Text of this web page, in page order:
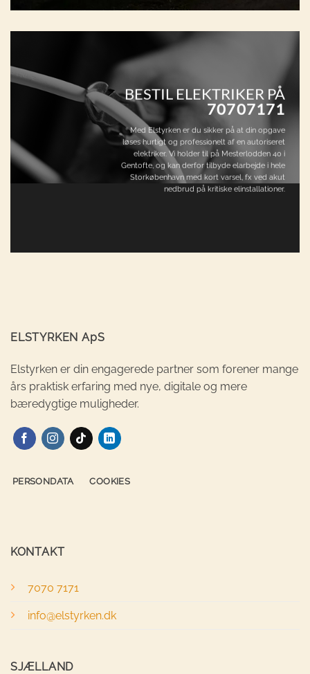
BESTIL ELEKTRIKER PÅ
70707171
Med Elstyrken er du sikker på at din opgave
løses hurtigt og professionelt af en autoriseret
elektriker. Vi holder til på Mesterlodden 40 i
Gentofte, og kan derfor tilbyde elarbejde i hele
Storkøbenhavn med kort varsel, fx ved akut
nedbrud på kritiske elinstallationer.
ELSTYRKEN ApS
Elstyrken er din engagerede partner som forener mange
års praktisk erfaring med nye, digitale og mere
bæredygtige muligheder.
PERSONDATA COOKIES
KONTAKT
7070 7171
info@elstyrken.dk
SJÆLLAND